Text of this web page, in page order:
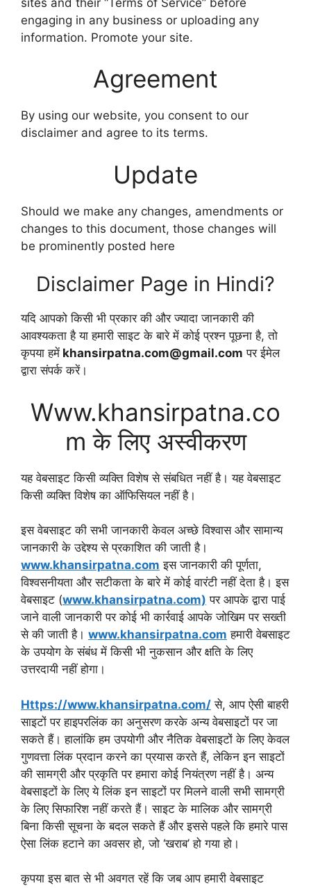
engaging in any business or uploading any
information. Promote your site.
Agreement
By using our website, you consent to our
disclaimer and agree to its terms.
Update
Should we make any changes, amendments or
changes to this document, those changes will
be prominently posted here
Disclaimer Page in Hindi?
यदि आपको किसी भी प्रकार की और ज्यादा जानकारी की
आवश्यकता है या हमारी साइट के बारे में कोई प्रश्न पूछना है, तो
कृपया हमें khansirpatna.com@gmail.com पर ईमेल
द्वारा संपर्क करें।
Www.khansirpatna.co
m के लिए अस्वीकरण
यह वेबसाइट किसी व्यक्ति विशेष से संबधित नहीं है। यह वेबसाइट
किसी व्यक्ति विशेष का ऑफिसियल नहीं है।
इस वेबसाइट की सभी जानकारी केवल अच्छे विश्वास और सामान्य
जानकारी के उद्देश्य से प्रकाशित की जाती है।
www.khansirpatna.com इस जानकारी की पूर्णता,
विश्वसनीयता और सटीकता के बारे में कोई वारंटी नहीं देता है। इस
वेबसाइट (www.khansirpatna.com) पर आपके द्वारा पाई
जाने वाली जानकारी पर कोई भी कार्रवाई आपके जोखिम पर सख्ती
से की जाती है। www.khansirpatna.com हमारी वेबसाइट
के उपयोग के संबंध में किसी भी नुकसान और क्षति के लिए
उत्तरदायी नहीं होगा।
Https://www.khansirpatna.com/ से, आप ऐसी बाहरी
साइटों पर हाइपरलिंक का अनुसरण करके अन्य वेबसाइटों पर जा
सकते हैं। हालांकि हम उपयोगी और नैतिक वेबसाइटों के लिए केवल
गुणवत्ता लिंक प्रदान करने का प्रयास करते हैं, लेकिन इन साइटों
की सामग्री और प्रकृति पर हमारा कोई नियंत्रण नहीं है। अन्य
वेबसाइटों के लिए ये लिंक इन साइटों पर मिलने वाली सभी सामग्री
के लिए सिफारिश नहीं करते हैं। साइट के मालिक और सामग्री
बिना किसी सूचना के बदल सकते हैं और इससे पहले कि हमारे पास
ऐसा लिंक हटाने का अवसर हो, जो ‘खराब’ हो गया हो।
कृपया इस बात से भी अवगत रहें कि जब आप हमारी वेबसाइट